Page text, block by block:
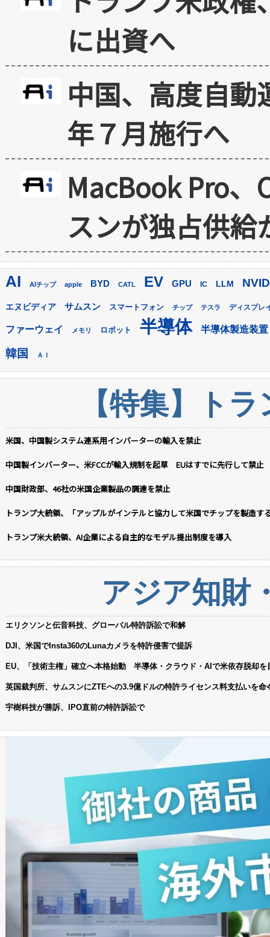
に出資へ
中国、高度自
年７月施行へ
MacBook Pro
スンが独占供給
AI AIチップ apple BYD CATL EV GPU IC LLM
エヌビディア サムスン スマートフォン チップ テスラ ディスプレ
ファーウェイ メモリ ロボット 半導体 半導体製造装置
韓国 ＡＩ
【特集】ト
米国、中国製システム連系用インバーターの輸入を禁止
中国製インバーター、米FCCが輸入規制を起草 EUはすでに先行して禁止
中国財政部、46社の米国企業製品の調達を禁止
トランプ大統領、「アップルがインテルと協力して米国でチップを製造す
トランプ米大統領、AI企業による自主的なモデル提出制度を導入
アジア知財
エリクソンと伝音科技、グローバル特許訴訟で和解
DJI、米国でInsta360のLunaカメラを特許侵害で提訴
EU、「技術主権」確立へ本格始動 半導体・クラウド・AIで米依存脱却を
英国裁判所、サムスンにZTEへの3.9億ドルの特許ライセンス料支払いを命
宇樹科技が勝訴、IPO直前の特許訴訟で